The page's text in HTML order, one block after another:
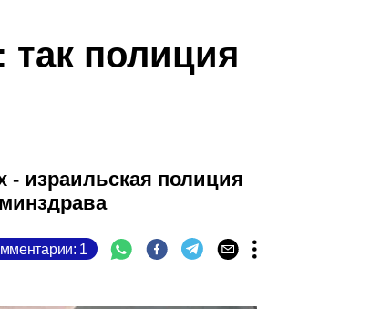
полиция
- израильская полиция
Комментарии: 1